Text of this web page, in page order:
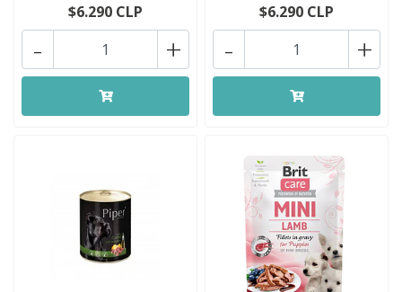
$6.290 CLP
+
-
$6.290 CLP
+
-